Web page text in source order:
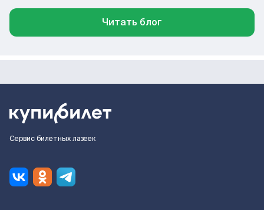
Читать блог
Сервис билетных лазеек